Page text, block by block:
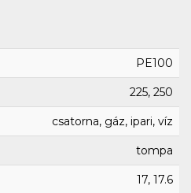
PE100
225, 250
csatorna, gáz, ipari, víz
tompa
17, 17.6